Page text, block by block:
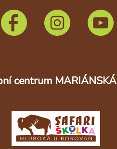
centrum MARIÁNSKÁ